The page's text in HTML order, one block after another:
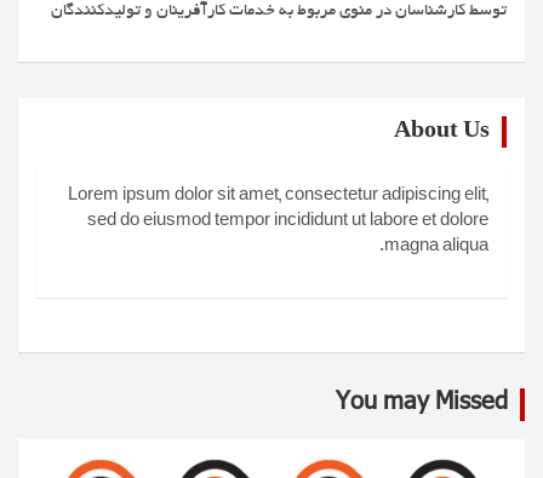
توسط کارشناسان در منوی مربوط به خدمات کارآفرینان و تولیدکنندگان
About Us
Lorem ipsum dolor sit amet, consectetur adipiscing elit,
sed do eiusmod tempor incididunt ut labore et dolore
magna aliqua.
You may Missed